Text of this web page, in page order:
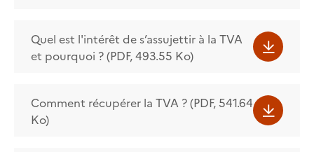
Quel est l'intérêt de s’assujettir à la TVA
et pourquoi ? (PDF, 493.55 Ko)
Comment récupérer la TVA ? (PDF, 541.64
Ko)